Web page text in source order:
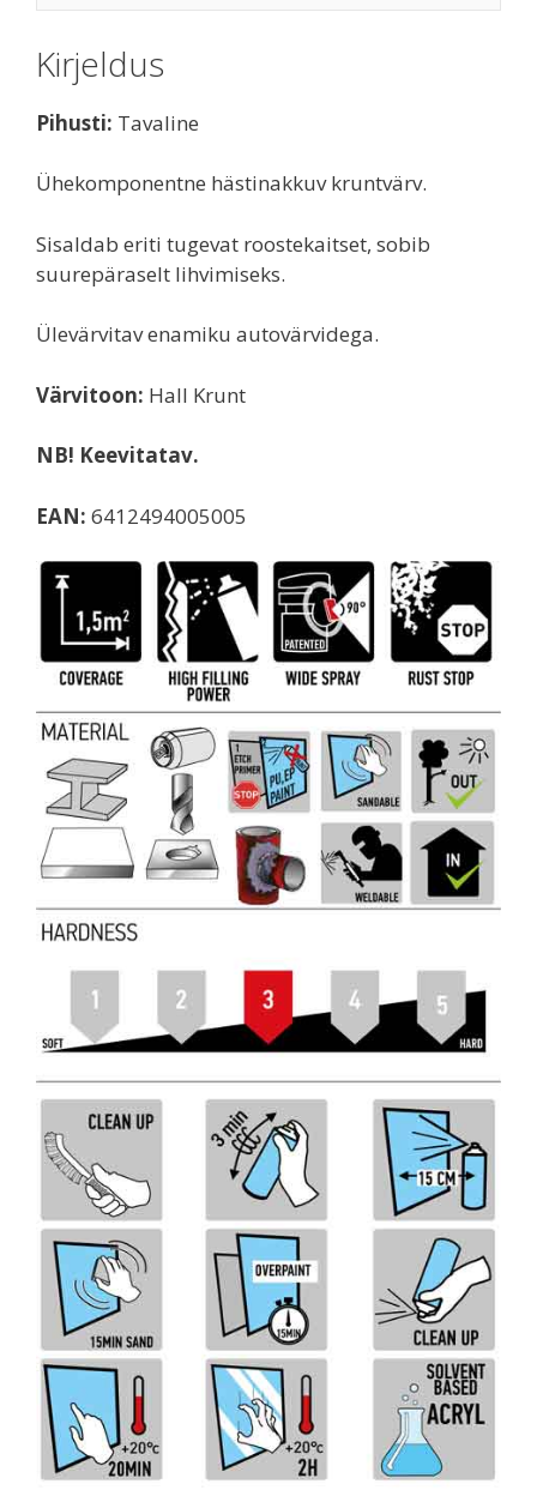
Kirjeldus
Pihusti: Tavaline
Ühekomponentne hästinakkuv kruntvärv.
Sisaldab eriti tugevat roostekaitset, sobib
suurepäraselt lihvimiseks.
Ülevärvitav enamiku autovärvidega.
Värvitoon: Hall Krunt
NB! Keevitatav.
EAN: 6412494005005